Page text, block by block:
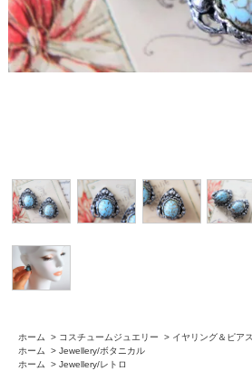
ホーム > コスチュームジュエリー > イヤリング＆ピアス
ホーム
> Jewellery/ボタニカル
ホーム
> Jewellery/レトロ